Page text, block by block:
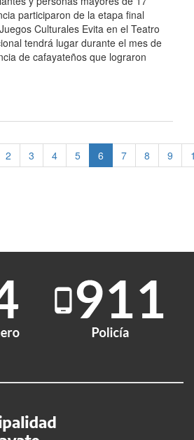
participaron de la etapa final
Culturales Evita en el Teatro
tendrá lugar durante el mes de
de cafayateños que lograron
2 3 4 5 6 7 8 9